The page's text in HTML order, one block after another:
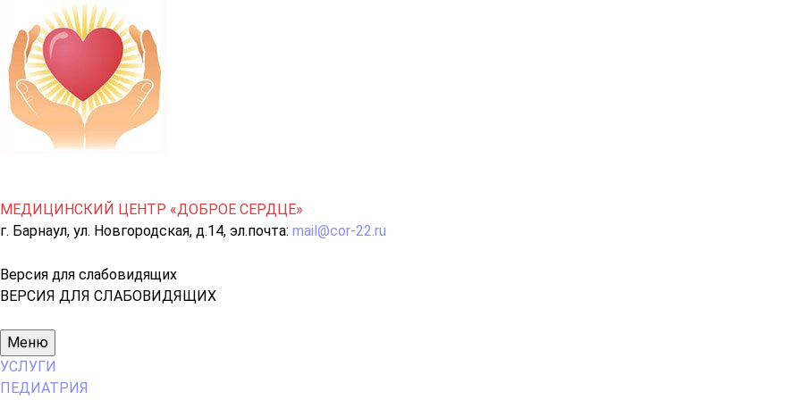
МЕДИЦИНСКИЙ ЦЕНТР «ДОБРОЕ СЕРДЦЕ»
г. Барнаул, ул. Новгородская, д.14, эл.почта: mail@cor-22.ru
Версия для слабовидящих
ВЕРСИЯ ДЛЯ СЛАБОВИДЯЩИХ
Основное
меню
Меню
УСЛУГИ
ПЕДИАТРИЯ